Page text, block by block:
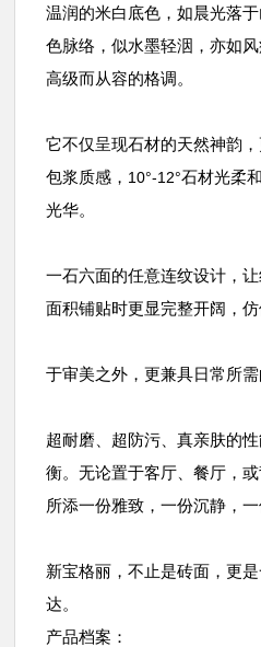
温润的米白底色，如晨光落
色脉络，似水墨轻洇，亦如
高级而从容的格调。
它不仅呈现石材的天然神韵
包浆质感， 10°-12°石材光柔
光华。
一石六面的任意连纹设计，
面积铺贴时更显完整开阔，
于审美之外，更兼具日常所需
超耐磨、超防污、真亲肤的
衡。无论置于客厅、餐厅，
所添一份雅致，一份沉静，
新宝格丽，不止是砖面，更
达。
产品档案：